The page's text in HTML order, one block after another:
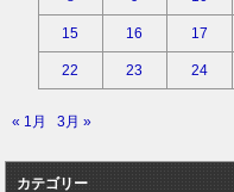
15 16 17
22 23 24
« 1月 3月 »
カテゴリー